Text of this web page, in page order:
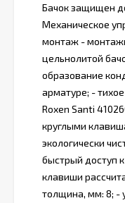
Бачок защищен
Механическое
монтаж -
цельнолитой
образование
арматуре; -
Roxen Santi
круглыми
экологически
быстрый доступ
клавиши
толщина, мм: 8; -